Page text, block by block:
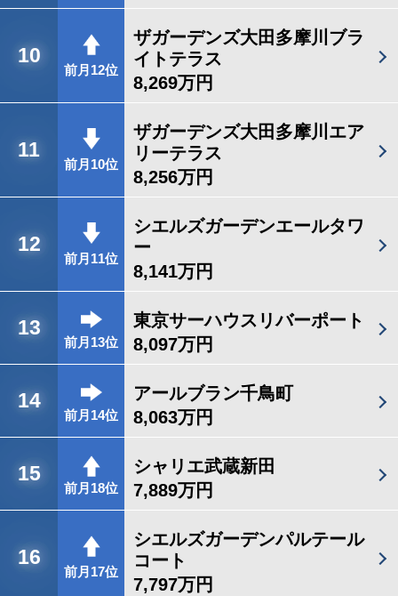
10
前月12位
ザガーデンズ大田多摩川ブラ
イトテラス
8,269万円
11
前月10位
ザガーデンズ大田多摩川エア
リーテラス
8,256万円
12
前月11位
シエルズガーデンエールタワ
ー
8,141万円
13
前月13位
東京サーハウスリバーポート
8,097万円
14
前月14位
アールブラン千鳥町
8,063万円
15
前月18位
シャリエ武蔵新田
7,889万円
16
前月17位
シエルズガーデンパルテール
コート
7,797万円